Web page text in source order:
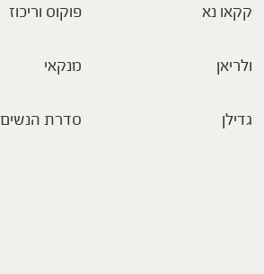
קקאו נא
ולריאן
גדילן
פוקוס וריכוז
מנקאי
סדרת הנשים